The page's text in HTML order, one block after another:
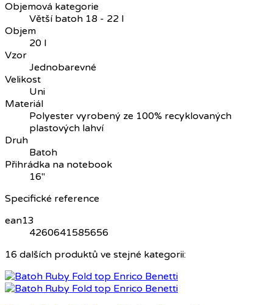
Objemová kategorie
Větší batoh 18 - 22 l
Objem
20 l
Vzor
Jednobarevné
Velikost
Uni
Materiál
Polyester vyrobený ze 100% recyklovaných
plastových lahví
Druh
Batoh
Přihrádka na notebook
16"
Specifické reference
ean13
4260641585656
16 dalších produktů ve stejné kategorii: